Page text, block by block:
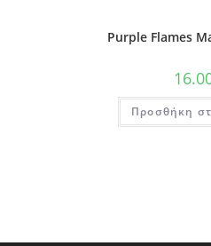
Purple Flames
Προσθήκη